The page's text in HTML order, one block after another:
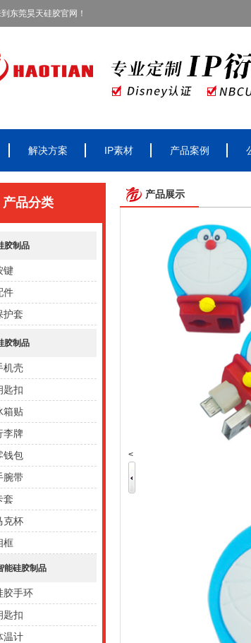
东莞昊天硅胶官网！
解决方案 IP素材 产品案例
产品分类
胶制品
键
件
护套
胶制品
机壳
匙扣
箱贴
李牌
钱包
腕带
套
克杯
框
能硅胶制品
胶手环
匙扣
温计
产品展示
<